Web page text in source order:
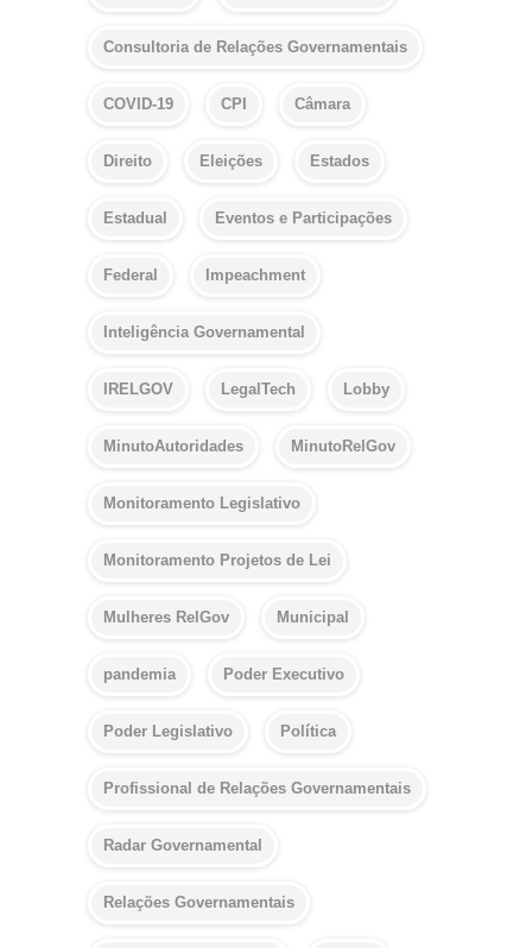
Consultoria de Relações Governamentais
COVID-19 CPI Câmara
Direito Eleições Estados
Estadual Eventos e Participações
Federal Impeachment
Inteligência Governamental
IRELGOV LegalTech Lobby
MinutoAutoridades MinutoRelGov
Monitoramento Legislativo
Monitoramento Projetos de Lei
Mulheres RelGov Municipal
pandemia Poder Executivo
Poder Legislativo Política
Profissional de Relações Governamentais
Radar Governamental
Relações Governamentais